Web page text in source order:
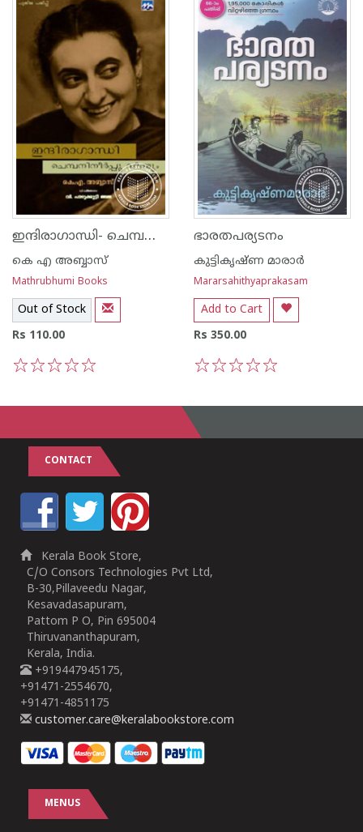
ഇന്ദിരാഗാന്ധി- ചെമ്പനിനീര്‍പ്പൂ വീണ്ടും
കെ എ അബ്ബാസ്‌
Mathrubhumi Books
Out of Stock
Rs 110.00
ഭാരതപര്യടനം
കുട്ടികൃഷ്ണ മാരാര്‍
Mararsahithyaprakasam
Add to Cart
Rs 350.00
CONTACT
Kerala Book Store,
C/O Consors Technologies Pvt Ltd,
B-30,Pillaveedu Nagar,
Kesavadasapuram,
Pattom P O, Pin 695004
Thiruvananthapuram,
Kerala, India.
+919447945175,
+91471-2554670,
+91471-4851175
customer.care@keralabookstore.com
MENUS